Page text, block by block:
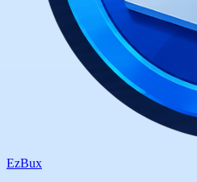
EzBux